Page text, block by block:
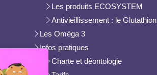
Les produits ECOSYSTEM
Antivieillissement : le Glutathion
Les Oméga 3
Infos pratiques
Charte et déontologie